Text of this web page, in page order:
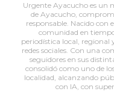
Urgente Ayacucho es un
de Ayacucho,
responsable. Nacido
comunidad en
periodística local, regional
redes sociales. Con una
seguidores en sus
consolidó como uno de
localidad, alcanzando
con IA, con